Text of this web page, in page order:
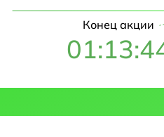
Конец акции